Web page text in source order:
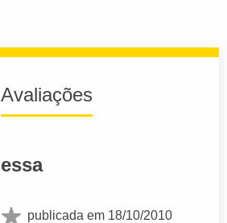
Avaliações
publicada em 18/10/2010